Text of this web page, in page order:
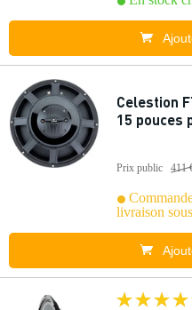
Celestion
15 pouces
Prix public 411
livraison